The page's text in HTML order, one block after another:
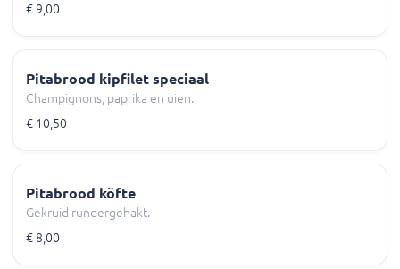
€ 9,00
Pitabrood kipfilet speciaal
Champignons, paprika en uien.
€ 10,50
Pitabrood köfte
Gekruid rundergehakt.
€ 8,00